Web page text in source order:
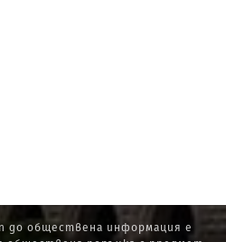
до обществена информация е